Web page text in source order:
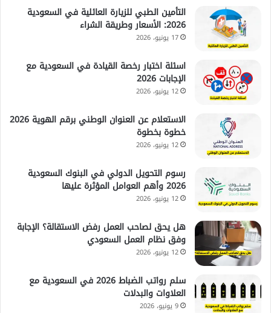
التأمين الطبي للزيارة العائلية في السعودية
2026: الأسعار وطريقة الشراء
17 يونيو، 2026
اسئلة اختبار رخصة القيادة في السعودية مع
الإجابات 2026
12 يونيو، 2026
الاستعلام عن العنوان الوطني برقم الهوية 2026
خطوة بخطوة
12 يونيو، 2026
رسوم التحويل الدولي في البنوك السعودية
2026 وأهم العوامل المؤثرة عليها
12 يونيو، 2026
هل يحق لصاحب العمل رفض الاستقالة؟ الإجابة
وفق نظام العمل السعودي
12 يونيو، 2026
سلم رواتب الضباط 2026 في السعودية مع
العلاوات والبدلات
9 يونيو، 2026